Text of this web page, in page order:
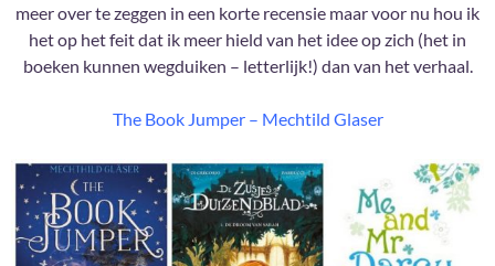
meer over te zeggen in een korte recensie maar voor nu hou ik
het op het feit dat ik meer hield van het idee op zich (het in
boeken kunnen wegduiken – letterlijk!) dan van het verhaal.
The Book Jumper – Mechtild Glaser